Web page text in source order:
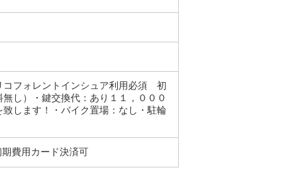
コフォレントインシュア利用必須 初
し）・鍵交換代：あり１１，０００
します！・バイク置場：なし・駐輪
費用カード決済可